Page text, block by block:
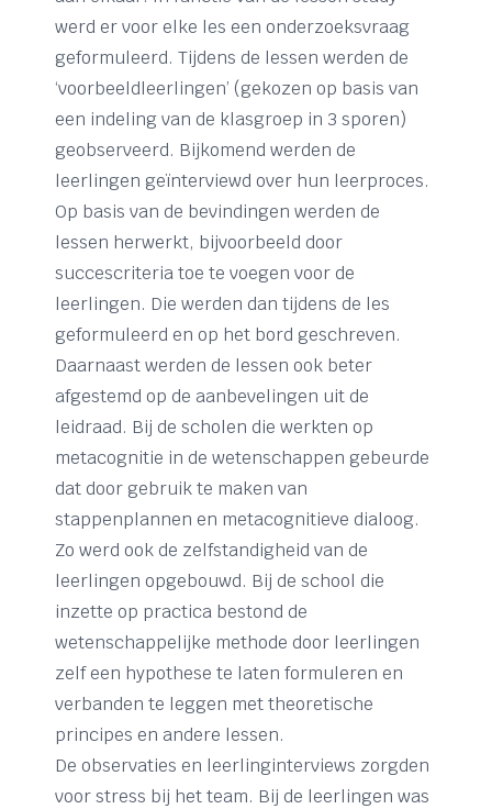
werd er voor elke les een onderzoeksvraag
geformuleerd. Tijdens de lessen werden de
‘voorbeeldleerlingen’ (gekozen op basis van
een indeling van de klasgroep in 3 sporen)
geobserveerd. Bijkomend werden de
leerlingen geïnterviewd over hun leerproces.
Op basis van de bevindingen werden de
lessen herwerkt, bijvoorbeeld door
succescriteria toe te voegen voor de
leerlingen. Die werden dan tijdens de les
geformuleerd en op het bord geschreven.
Daarnaast werden de lessen ook beter
afgestemd op de aanbevelingen uit de
leidraad. Bij de scholen die werkten op
metacognitie in de wetenschappen gebeurde
dat door gebruik te maken van
stappenplannen en metacognitieve dialoog.
Zo werd ook de zelfstandigheid van de
leerlingen opgebouwd. Bij de school die
inzette op practica bestond de
wetenschappelijke methode door leerlingen
zelf een hypothese te laten formuleren en
verbanden te leggen met theoretische
principes en andere lessen.
De observaties en leerlinginterviews zorgden
voor stress bij het team. Bij de leerlingen was